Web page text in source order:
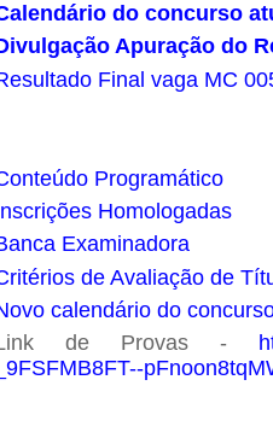
do concurso
Apuração do
Final vaga MC
Programático
Homologadas
Examinadora
de Avaliação de
calendário do
de Provas -
_9FSFMB8FT--